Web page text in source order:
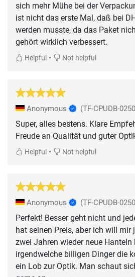
sich mehr Mühe bei der
ist nicht das erste Mal, daß bei
werden musste, da das Paket
gehört wirklich verbessert.
Helpful • Not helpful
Anonymous (TF-CPUDB-
Super, alles bestens. Klare
Freude an Qualität und guter
Helpful • Not helpful
Anonymous (TF-CPUDB-
Perfekt! Besser geht nicht und
hat seinen Preis, aber ich will mir
zwei Jahren wieder neue Hanteln
irgendwelche billigen Dinger die
ein Lob zur Optik. Man schaut